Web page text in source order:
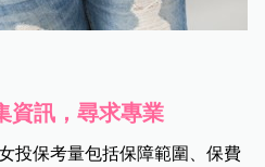
資訊，尋求專業
投保考量包括保障範圍、保費